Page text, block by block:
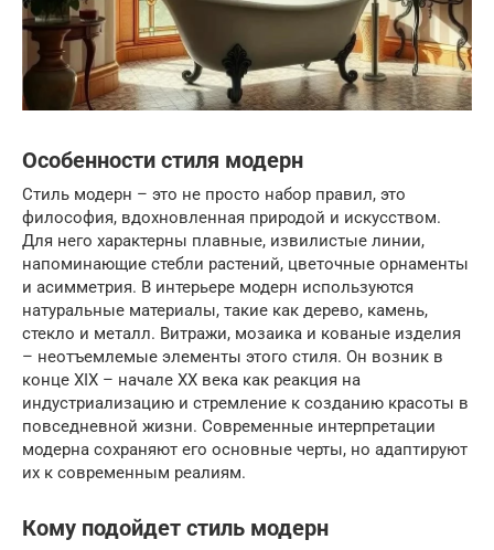
Особенности стиля модерн
Стиль модерн – это не просто набор правил, это
философия, вдохновленная природой и искусством.
Для него характерны плавные, извилистые линии,
напоминающие стебли растений, цветочные орнаменты
и асимметрия. В интерьере модерн используются
натуральные материалы, такие как дерево, камень,
стекло и металл. Витражи, мозаика и кованые изделия
– неотъемлемые элементы этого стиля. Он возник в
конце XIX – начале XX века как реакция на
индустриализацию и стремление к созданию красоты в
повседневной жизни. Современные интерпретации
модерна сохраняют его основные черты, но адаптируют
их к современным реалиям.
Кому подойдет стиль модерн